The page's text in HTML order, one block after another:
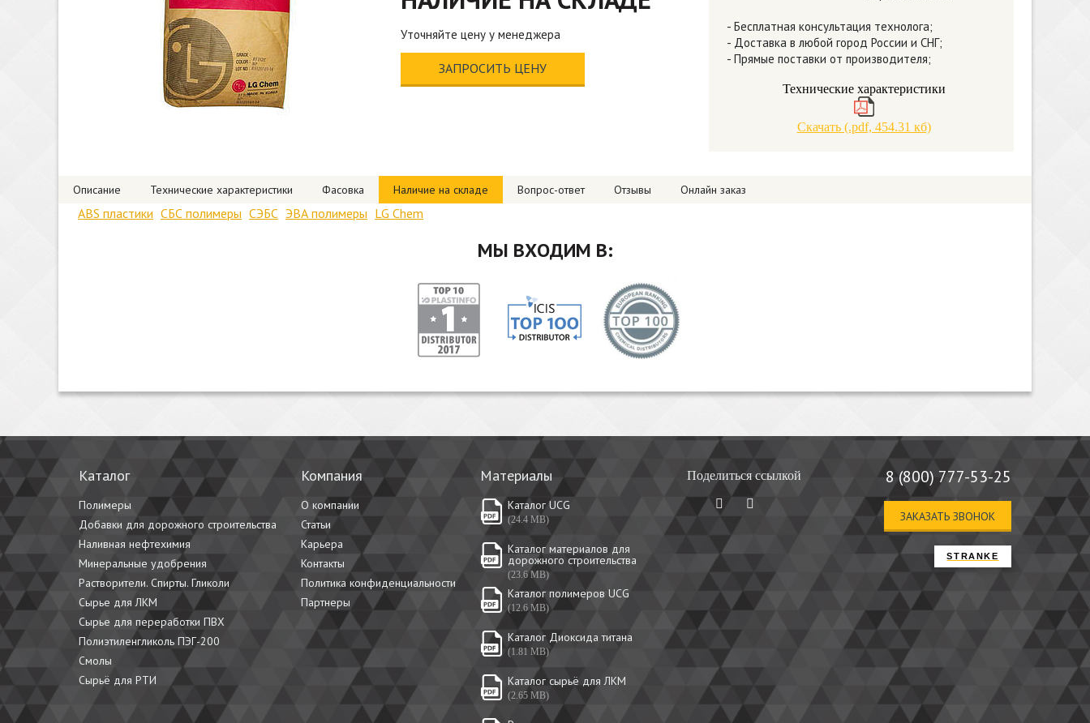
Уточняйте цену у менеджера
ЗАПРОСИТЬ ЦЕНУ
- Бесплатная консультация технолога;
- Доставка в любой город России и СНГ;
- Прямые поставки от производителя;
Технические характеристики
Скачать (.pdf, 454.31 кб)
Описание Технические характеристики Фасовка Наличие на складе Вопрос-ответ Отзывы Онлайн заказ
ABS пластики СБС полимеры СЭБС ЭВА полимеры LG Chem
МЫ ВХОДИМ В:
Каталог
Полимеры
Добавки для дорожного строительства
Наливная нефтехимия
Минеральные удобрения
Растворители. Спирты. Гликоли
Сырье для ЛКМ
Сырье для переработки ПВХ
Полиэтиленгликоль ПЭГ-200
Смолы
Сырьё для РТИ
Компания
О компании
Статьи
Карьера
Контакты
Политика конфиденциальности
Партнеры
Материалы
Каталог UCG
(24.4 MB)
Каталог материалов для
дорожного строительства
(23.6 MB)
Каталог полимеров UCG
(12.6 MB)
Каталог Диоксида титана
(1.81 MB)
Каталог сырьё для ЛКМ
(2.65 MB)
Поделиться ссылкой 8 (800) 777-53-25
ЗАКАЗАТЬ ЗВОНОК
STRANKE